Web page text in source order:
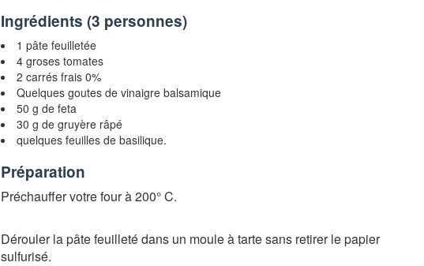
Ingrédients (3 personnes)
1 pâte feuilletée
4 groses tomates
2 carrés frais 0%
Quelques goutes de vinaigre balsamique
50 g de feta
30 g de gruyère râpé
quelques feuilles de basilique.
Préparation
Préchauffer votre four à 200° C.
Dérouler la pâte feuilleté dans un moule à tarte sans retirer le papier
sulfurisé.